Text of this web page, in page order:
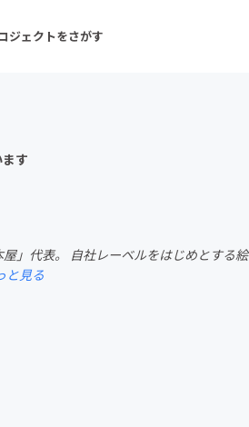
ジェクトをさがす
募集終了が近いプロジェクト
フード・飲食店
す
」代表。 自社レーベルをはじめとする
と見る